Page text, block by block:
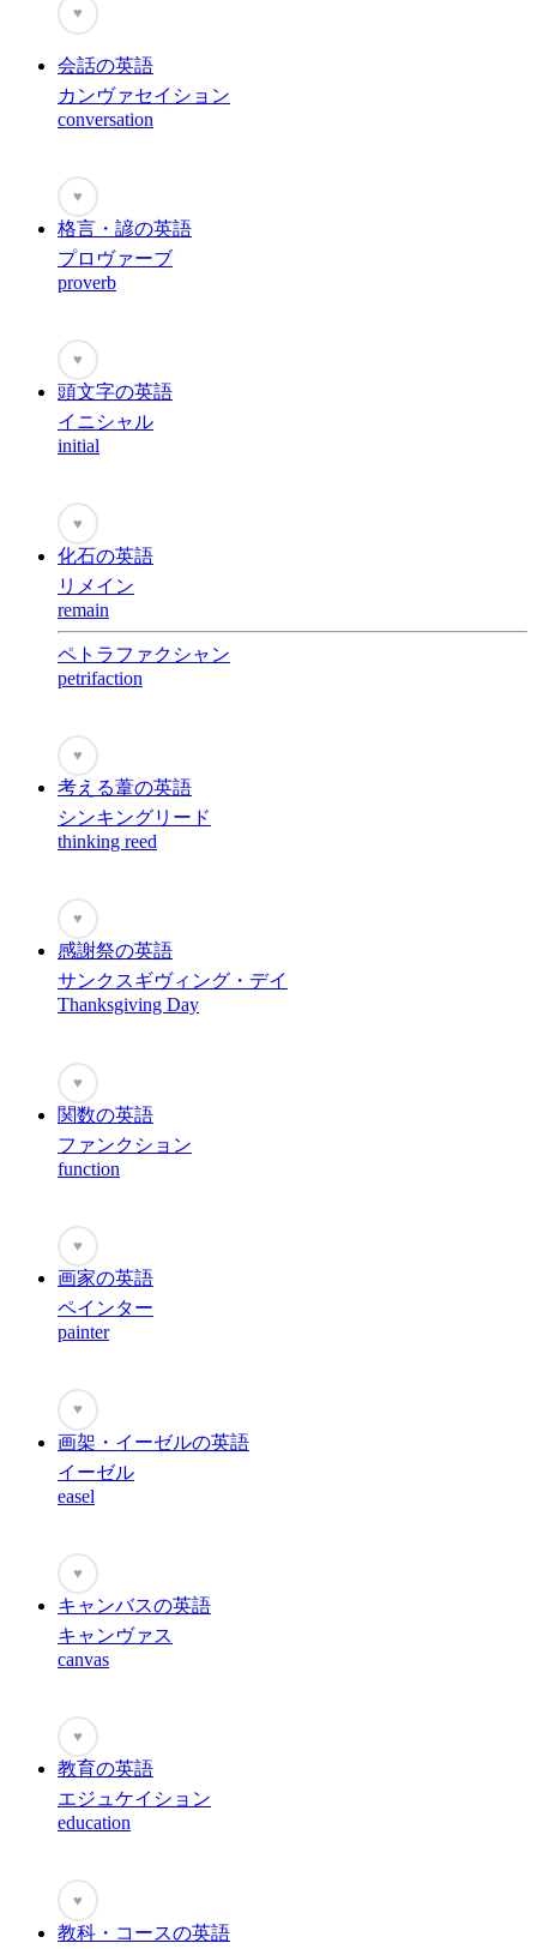
♥
会話の英語
カンヴァセイション
conversation
♥
格言・諺の英語
プロヴァーブ
proverb
♥
頭文字の英語
イニシャル
initial
♥
化石の英語
リメイン
remain
ペトラファクシャン
petrifaction
♥
考える葦の英語
シンキングリード
thinking reed
♥
感謝祭の英語
サンクスギヴィング・デイ
Thanksgiving Day
♥
関数の英語
ファンクション
function
♥
画家の英語
ペインター
painter
♥
画架・イーゼルの英語
イーゼル
easel
♥
キャンバスの英語
キャンヴァス
canvas
♥
教育の英語
エジュケイション
education
♥
教科・コースの英語